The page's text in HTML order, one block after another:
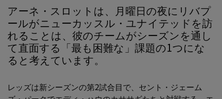
アーネ・スロットは、月曜日の夜にリバプ
ールがニューカッスル・ユナイテッドを訪
れることは、彼のチームがシーズンを通し
て直面する「最も困難な」課題の1つにな
ると考えています。
レッズは新シーズンの第2試合目で、セント・ジェーム